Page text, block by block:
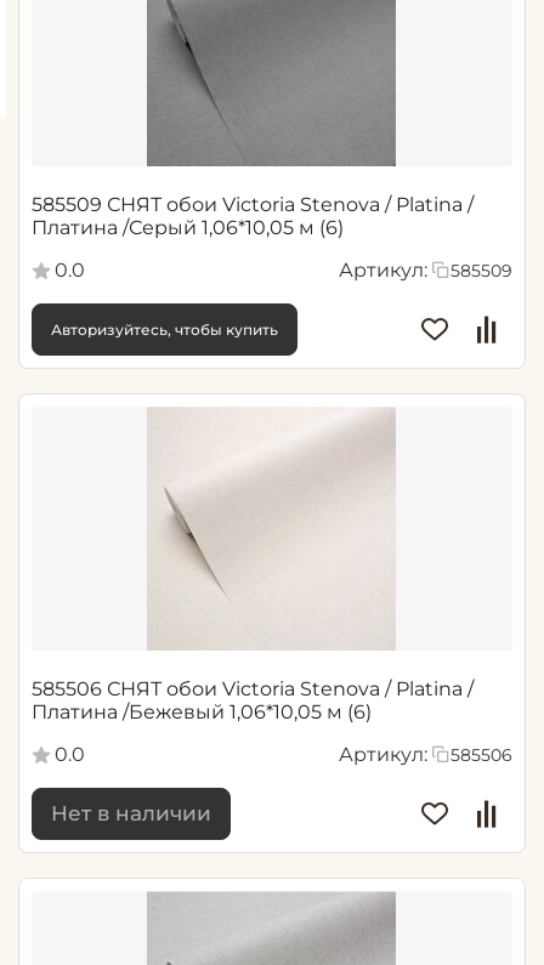
585509 СНЯТ обои Victoria Stenova / Platina /
Платина /Серый 1,06*10,05 м (6)
0.0
Артикул: 585509
Авторизуйтесь, чтобы купить
585506 СНЯТ обои Victoria Stenova / Platina /
Платина /Бежевый 1,06*10,05 м (6)
0.0
Артикул: 585506
Нет в наличии